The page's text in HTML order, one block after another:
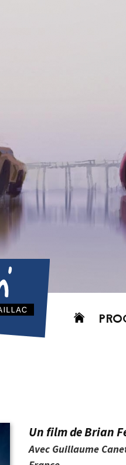
Aller
Un film de Brian
Avec Guillaume